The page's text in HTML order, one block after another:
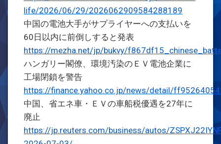
life/2026/06/29/2026062909584288189
中国の電池大手がサプライヤーへの支払いを
60日以内に前倒しすると発表
https://mezha.net/jp/bukvy/
ハンガリー閣僚、環境汚染のＥＶ電池企業に
工場閉鎖を警告
https://finance.yahoo.co.jp/news/detail/
中国、省エネ車・ＥＶの車船税優遇を27年に
廃止
https://jp.reuters.com/business/autos/